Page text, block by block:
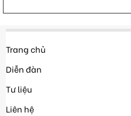
Trang chủ
Diễn đàn
Tư liệu
Liên hệ